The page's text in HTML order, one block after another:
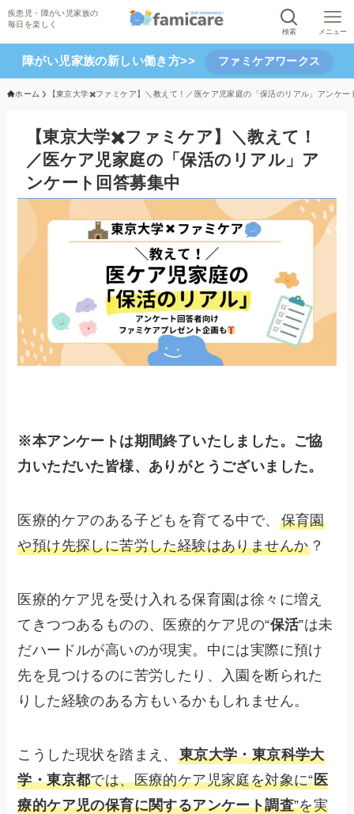
検索 メニュー
障がい児家族の新しい働き方>> ファミケアワークス
ホーム 【東京大学✖️ファミケア】＼教えて！／医ケア児家庭の「保活のリアル」アンケー
【東京大学✖️ファミケア】＼教えて！
／医ケア児家庭の「保活のリアル」ア
ンケート回答募集中
※本アンケートは期間終了いたしました。ご協
力いただいた皆様、ありがとうございました。
医療的ケアのある子どもを育てる中で、 保育園
や預け先探しに苦労した経験はありませんか ？
医療的ケア児を受け入れる保育園は徐々に増え
てきつつあるものの、医療的ケア児の“保活”は未
だハードルが高いのが現実。中には実際に預け
先を見つけるのに苦労したり、入園を断られた
りした経験のある方もいるかもしれません。
こうした現状を踏まえ、 東京大学・東京科学大
学・東京都では、医療的ケア児家庭を対象に“医
療的ケア児の保育に関するアンケート調査”を実